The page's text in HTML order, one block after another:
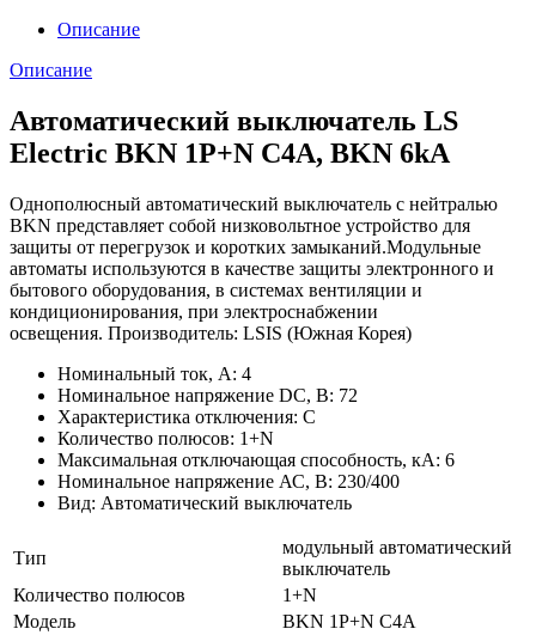
Описание
Описание
Автоматический выключатель LS
Electric BKN 1P+N C4A, BKN 6kA
Однополюсный автоматический выключатель с нейтралью
BKN представляет собой низковольтное устройство для
защиты от перегрузок и коротких замыканий.Модульные
автоматы используются в качестве защиты электронного и
бытового оборудования, в системах вентиляции и
кондиционирования, при электроснабжении
освещения. Производитель: LSIS (Южная Корея)
Номинальный ток, А: 4
Номинальное напряжение DC, В: 72
Характеристика отключения: C
Количество полюсов: 1+N
Максимальная отключающая способность, кА: 6
Номинальное напряжение АС, В: 230/400
Вид: Автоматический выключатель
Тип
модульный автоматический
выключатель
Количество полюсов
1+N
Модель
BKN 1P+N C4A